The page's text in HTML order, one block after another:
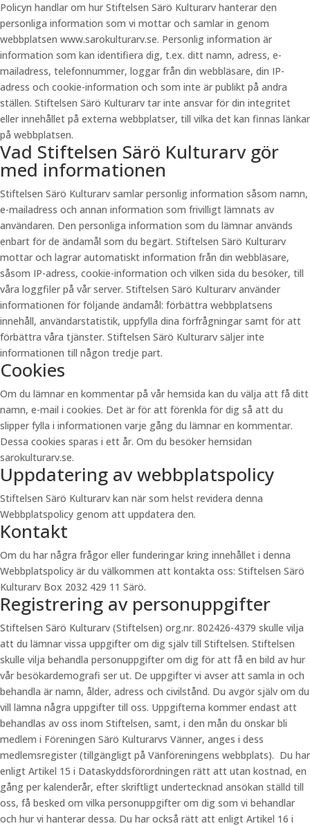
Policyn handlar om hur Stiftelsen Särö Kulturarv hanterar den
personliga information som vi mottar och samlar in genom
webbplatsen www.sarokulturarv.se. Personlig information är
information som kan identifiera dig, t.ex. ditt namn, adress, e-
mailadress, telefonnummer, loggar från din webbläsare, din IP-
adress och cookie-information och som inte är publikt på andra
ställen. Stiftelsen Särö Kulturarv tar inte ansvar för din integritet
eller innehållet på externa webbplatser, till vilka det kan finnas länkar
på webbplatsen.
Vad Stiftelsen Särö Kulturarv gör
med informationen
Stiftelsen Särö Kulturarv samlar personlig information såsom namn,
e-mailadress och annan information som frivilligt lämnats av
användaren. Den personliga information som du lämnar används
enbart för de ändamål som du begärt. Stiftelsen Särö Kulturarv
mottar och lagrar automatiskt information från din webbläsare,
såsom IP-adress, cookie-information och vilken sida du besöker, till
våra loggfiler på vår server. Stiftelsen Särö Kulturarv använder
informationen för följande ändamål: förbättra webbplatsens
innehåll, användarstatistik, uppfylla dina förfrågningar samt för att
förbättra våra tjänster. Stiftelsen Särö Kulturarv säljer inte
informationen till någon tredje part.
Cookies
Om du lämnar en kommentar på vår hemsida kan du välja att få ditt
namn, e-mail i cookies. Det är för att förenkla för dig så att du
slipper fylla i informationen varje gång du lämnar en kommentar.
Dessa cookies sparas i ett år. Om du besöker hemsidan
sarokulturarv.se.
Uppdatering av webbplatspolicy
Stiftelsen Särö Kulturarv kan när som helst revidera denna
Webbplatspolicy genom att uppdatera den.
Kontakt
Om du har några frågor eller funderingar kring innehållet i denna
Webbplatspolicy är du välkommen att kontakta oss: Stiftelsen Särö
Kulturarv Box 2032 429 11 Särö.
Registrering av personuppgifter
Stiftelsen Särö Kulturarv (Stiftelsen) org.nr. 802426-4379 skulle vilja
att du lämnar vissa uppgifter om dig själv till Stiftelsen. Stiftelsen
skulle vilja behandla personuppgifter om dig för att få en bild av hur
vår besökardemografi ser ut. De uppgifter vi avser att samla in och
behandla är namn, ålder, adress och civilstånd. Du avgör själv om du
vill lämna några uppgifter till oss. Uppgifterna kommer endast att
behandlas av oss inom Stiftelsen, samt, i den mån du önskar bli
medlem i Föreningen Särö Kulturarvs Vänner, anges i dess
medlemsregister (tillgängligt på Vänföreningens webbplats). Du har
enligt Artikel 15 i Dataskyddsförordningen rätt att utan kostnad, en
gång per kalenderår, efter skriftligt undertecknad ansökan ställd till
oss, få besked om vilka personuppgifter om dig som vi behandlar
och hur vi hanterar dessa. Du har också rätt att enligt Artikel 16 i